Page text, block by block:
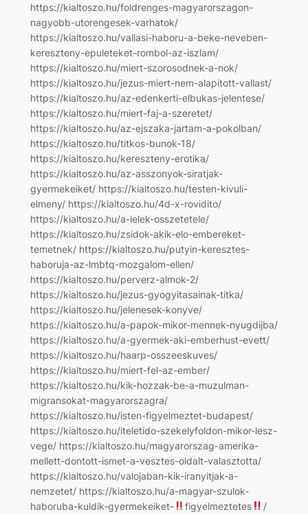
https://kialtoszo.hu/foldrenges-magyarorszagon-
nagyobb-utorengesek-varhatok/
https://kialtoszo.hu/vallasi-haboru-a-beke-neveben-
kereszteny-epuleteket-rombol-az-iszlam/
https://kialtoszo.hu/miert-szorosodnek-a-nok/
https://kialtoszo.hu/jezus-miert-nem-alapitott-vallast/
https://kialtoszo.hu/az-edenkerti-elbukas-jelentese/
https://kialtoszo.hu/miert-faj-a-szeretet/
https://kialtoszo.hu/az-ejszaka-jartam-a-pokolban/
https://kialtoszo.hu/titkos-bunok-18/
https://kialtoszo.hu/kereszteny-erotika/
https://kialtoszo.hu/az-asszonyok-siratjak-
gyermekeiket/ https://kialtoszo.hu/testen-kivuli-
elmeny/ https://kialtoszo.hu/4d-x-rovidito/
https://kialtoszo.hu/a-lelek-osszetetele/
https://kialtoszo.hu/zsidok-akik-elo-embereket-
temetnek/ https://kialtoszo.hu/putyin-keresztes-
haboruja-az-lmbtq-mozgalom-ellen/
https://kialtoszo.hu/perverz-almok-2/
https://kialtoszo.hu/jezus-gyogyitasainak-titka/
https://kialtoszo.hu/jelenesek-konyve/
https://kialtoszo.hu/a-papok-mikor-mennek-nyugdijba/
https://kialtoszo.hu/a-gyermek-aki-emberhust-evett/
https://kialtoszo.hu/haarp-osszeeskuves/
https://kialtoszo.hu/miert-fel-az-ember/
https://kialtoszo.hu/kik-hozzak-be-a-muzulman-
migransokat-magyarorszagra/
https://kialtoszo.hu/isten-figyelmeztet-budapest/
https://kialtoszo.hu/iteletido-szekelyfoldon-mikor-lesz-
vege/ https://kialtoszo.hu/magyarorszag-amerika-
mellett-dontott-ismet-a-vesztes-oldalt-valasztotta/
https://kialtoszo.hu/valojaban-kik-iranyitjak-a-
nemzetet/ https://kialtoszo.hu/a-magyar-szulok-
haboruba-kuldik-gyermekeiket-
figyelmeztetes
/